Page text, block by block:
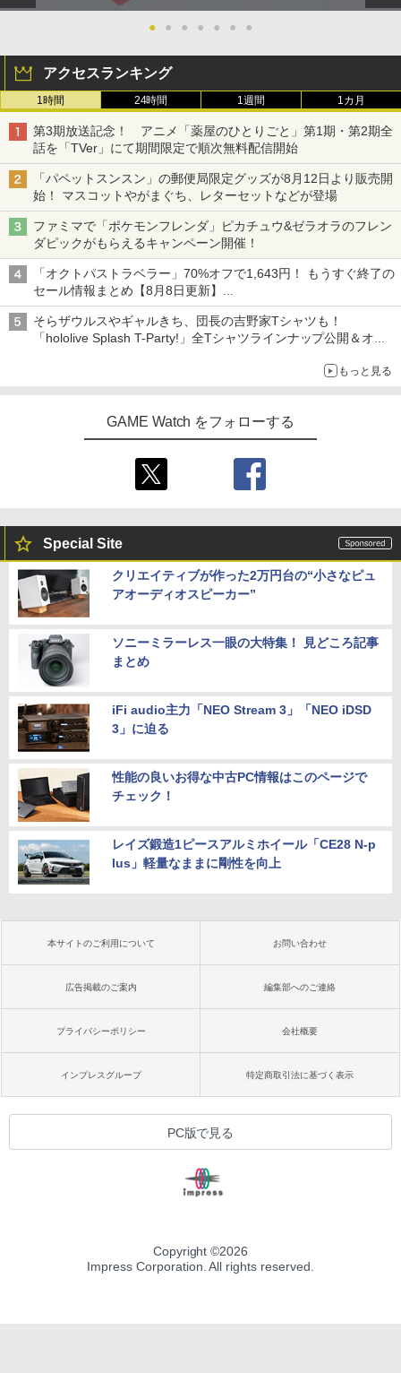
ナル三方背収納ケース付きコレクション)
(オリジナル特典:オリジナル巾着＋メー
カー特典:【坤と離】二振りの剣、十翼よ
り来たる！スタジオ描き下ろしイラスト
ボード付) [Blu-ray]
￥10,780
4
劇場版「鬼滅の刃」無限城編 第一章 猗
窩座再来 完全生産限定版 [Blu-ray]
￥8,698
『映画 ラブライブ！蓮ノ空女学院スクー
ルアイドルクラブ Bloom Garden Part
￥8,589
witch2版(【早期購入封入特典】冒険ス
タートダッシュセット)
￥7,623
3
ゼルダの伝説 ブレス オブ ザ ワイルド
Nintendo Switch 2 Edition
￥7,680
任天堂 【Switch2】ゼルダの伝説 ブレス
オブ ザ ワイルド Nintendo Switch 2 Ed
ition [NXS-P-AAAAH NSW2 ゼルダノデ
ンセツ ブレス オブ ザ ワイルド]
￥7,710
￥7,730
￥5,901
3
【特典】ファイナルファンタジー レゾナ
かけだし騎士の応援パック・かけだし騎
士のスタートダッシュパック)
￥6,526
【特典】MARVEL Tōkon: Fighting So
uls(【早期購入封入特典】ロビーのアイ
テムセット)
￥6,782
【特典】トゥームレイダー：レガシー・
バイバー(仮)」（ゲーム内コンテンツ）)
￥7,012
team Deck OLED / LCD フィルム 保護
フィルム ガラスフィルム 本体 保護 フィ
チームデック OLED スチームデック LC
D ガイド枠 指紋防止
￥998
3
Nintendo Switch2 専用 スリムハードポ
ーチ 収納ケース ハードケース ポーチ 収
納バッグ 耐衝撃 スイッチ2 キャリングケ
ース 軽量 ◇ALW-PU-001
￥1,680
4
[Switch 2] ぽこ あ ポケモン エキスパン
ションパス（ダウンロード版）※3,200
ポイントまでご利用可
レトロフリーク レッド×ホワイト ( レト
ロゲーム互換機 )（ コントローラーアダ
プターセット ）CY-RF-RW HDMI出力 ど
こでもセーブ 互換機種 FC SFC SNES G
【Blu-ray】
3
【中古】【Blu−ray】ファイナルファン
タジーVII アドベントチルドレン コン
プリート 初回限定版 PS3版「ファイ
ナルファンタジーXIII」体験版・スリー
ブケース付 / アニメ
￥540
【中古】うどんの国の金色毛鞠 第一巻/
Blu−ray Disc/VPXY-71489
￥749
y】/アニメーション[Blu-ray]【返品種別
A】
￥4,400
● ● ● ● ● ● ●
アクセスランキング
1時間 24時間 1週間 1カ月
第3期放送記念！ アニメ「薬屋のひとりごと」第1期・第2期全
話を「TVer」にて期間限定で順次無料配信開始
「パペットスンスン」の郵便局限定グッズが8月12日より販売開
始！ マスコットやがまぐち、レターセットなどが登場
ファミマで「ポケモンフレンダ」ピカチュウ&ゼラオラのフレン
ダピックがもらえるキャンペーン開催！
「オクトパストラベラー」70%オフで1,643円！ もうすぐ終了の
セール情報まとめ【8月8日更新】
ニンテンドーeショップでは「大神 絶景版」が67%オフで990円
そらザウルスやギャルきち、団長の吉野家Tシャツも！
「hololive Splash T-Party!」全Tシャツラインナップ公開＆オン
もっと見る
GAME Watch をフォローする
Special Site
クリエイティブが作った2万円台の“小さなピュ
アオーディオスピーカー”
ソニーミラーレス一眼の大特集！ 見どころ記事
まとめ
iFi audio主力「NEO Stream 3」「NEO iDSD
3」に迫る
性能の良いお得な中古PC情報はこのページで
チェック！
レイズ鍛造1ピースアルミホイール「CE28 N-p
lus」軽量なままに剛性を向上
本サイトのご利用について お問い合わせ
広告掲載のご案内 編集部へのご連絡
プライバシーポリシー 会社概要
インプレスグループ 特定商取引法に基づく表示
PC版で見る
Copyright ©2026
Impress Corporation. All rights reserved.